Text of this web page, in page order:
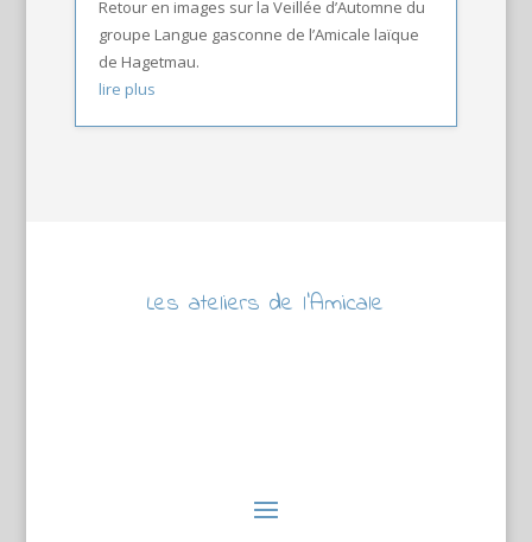
Retour en images sur la Veillée d’Automne du
groupe Langue gasconne de l’Amicale laïque
de Hagetmau.
lire plus
Les ateliers de l’Amicale